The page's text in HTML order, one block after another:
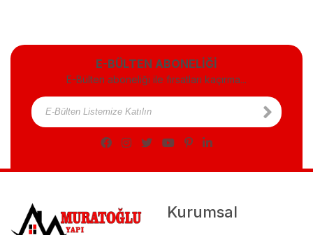
E-BÜLTEN ABONELİĞİ
E-Bülten aboneliği ile fırsatları kaçırma...
Kurumsal